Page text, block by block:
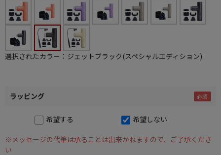
ラッピング
希望する 希望しない
※メッセージの代筆は承ることは出来かねますので、ご了承くださ
い
選択されたカラー：ジェットブラック(スペシャルエディション)